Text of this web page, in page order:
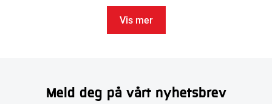
Vis mer
Meld deg på vårt nyhetsbrev